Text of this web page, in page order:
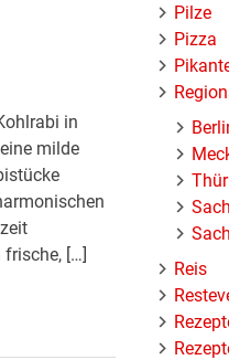
in
milde
frische, […]
Pilze
Pizza
Reis